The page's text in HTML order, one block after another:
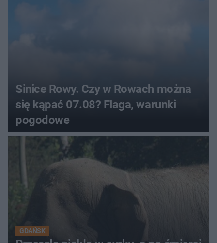
Sinice Rowy. Czy w Rowach można
się kąpać 07.08? Flaga, warunki
pogodowe
GDAŃSK